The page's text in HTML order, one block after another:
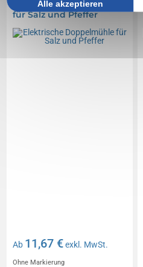
Elektrische Doppelmühle
für Salz und Pfeffer
Ab 11,67 €exkl. MwSt.
Ohne Markierung
Alle akzeptieren